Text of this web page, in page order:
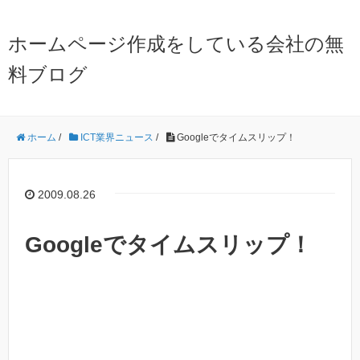
ホームページ作成をしている会社の無
料ブログ
ホーム / ICT業界ニュース / Googleでタイムスリップ！
2009.08.26
Googleでタイムスリップ！